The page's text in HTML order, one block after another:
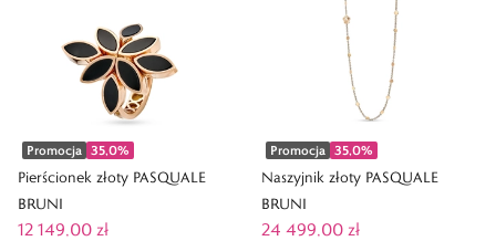
Promocja 35,0%
Pierścionek złoty PASQUALE
BRUNI
12 149,00 zł
Promocja 35,0%
Naszyjnik złoty PASQUALE
BRUNI
24 499,00 zł